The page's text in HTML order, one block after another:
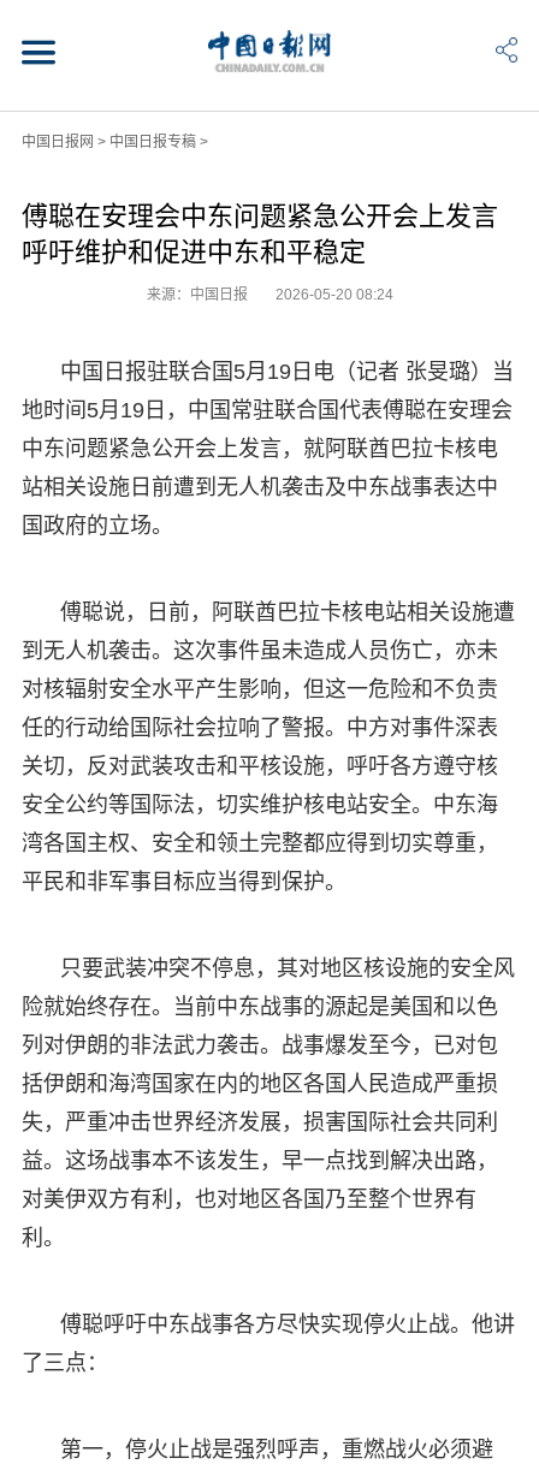
中国日报网 > 中国日报专稿>
傅聪在安理会中东问题紧急公开会上发言
呼吁维护和促进中东和平稳定
来源：中国日报 2026-05-20 08:24
中国日报驻联合国5月19日电（记者 张旻璐）当
地时间5月19日，中国常驻联合国代表傅聪在安理会
中东问题紧急公开会上发言，就阿联酋巴拉卡核电
站相关设施日前遭到无人机袭击及中东战事表达中
国政府的立场。
傅聪说，日前，阿联酋巴拉卡核电站相关设施遭
到无人机袭击。这次事件虽未造成人员伤亡，亦未
对核辐射安全水平产生影响，但这一危险和不负责
任的行动给国际社会拉响了警报。中方对事件深表
关切，反对武装攻击和平核设施，呼吁各方遵守核
安全公约等国际法，切实维护核电站安全。中东海
湾各国主权、安全和领土完整都应得到切实尊重，
平民和非军事目标应当得到保护。
只要武装冲突不停息，其对地区核设施的安全风
险就始终存在。当前中东战事的源起是美国和以色
列对伊朗的非法武力袭击。战事爆发至今，已对包
括伊朗和海湾国家在内的地区各国人民造成严重损
失，严重冲击世界经济发展，损害国际社会共同利
益。这场战事本不该发生，早一点找到解决出路，
对美伊双方有利，也对地区各国乃至整个世界有
利。
傅聪呼吁中东战事各方尽快实现停火止战。他讲
了三点：
第一，停火止战是强烈呼声，重燃战火必须避